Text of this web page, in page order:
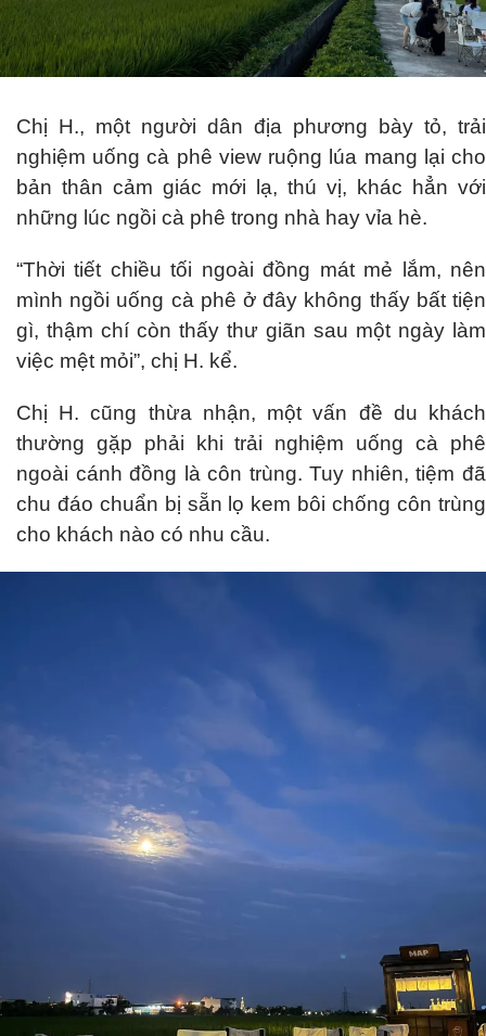
Chị H., một người dân địa phương bày tỏ, trải
nghiệm uống cà phê view ruộng lúa mang lại cho
bản thân cảm giác mới lạ, thú vị, khác hẳn với
những lúc ngồi cà phê trong nhà hay vỉa hè.
“Thời tiết chiều tối ngoài đồng mát mẻ lắm, nên
mình ngồi uống cà phê ở đây không thấy bất tiện
gì, thậm chí còn thấy thư giãn sau một ngày làm
việc mệt mỏi”, chị H. kể.
Chị H. cũng thừa nhận, một vấn đề du khách
thường gặp phải khi trải nghiệm uống cà phê
ngoài cánh đồng là côn trùng. Tuy nhiên, tiệm đã
chu đáo chuẩn bị sẵn lọ kem bôi chống côn trùng
cho khách nào có nhu cầu.